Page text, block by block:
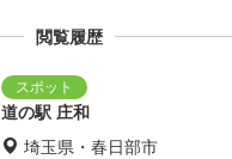
閲覧履歴
道の駅 庄和
埼玉県・春日部市